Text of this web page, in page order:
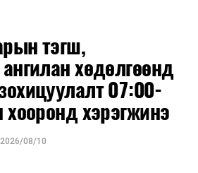
тэгш,
хөдөлгөөнд
07:00-
хооронд хэрэгжинэ
2026/08/10